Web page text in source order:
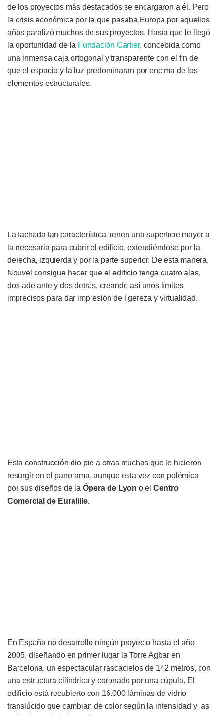
de los proyectos más destacados se encargaron a él. Pero
la crisis económica por la que pasaba Europa por aquellos
años paralizó muchos de sus proyectos. Hasta que le llegó
la oportunidad de la Fundación Cartier, concebida como
una inmensa caja ortogonal y transparente con el fin de
que el espacio y la luz predominaran por encima de los
elementos estructurales.
La fachada tan característica tienen una superficie mayor a
la necesaria para cubrir el edificio, extendiéndose por la
derecha, izquierda y por la parte superior. De esta manera,
Nouvel consigue hacer que el edificio tenga cuatro alas,
dos adelante y dos detrás, creando así unos límites
imprecisos para dar impresión de ligereza y virtualidad.
Esta construcción dio pie a otras muchas que le hicieron
resurgir en el panorama, aunque esta vez con polémica
por sus diseños de la Ópera de Lyon o el Centro
Comercial de Euralille.
En España no desarrolló ningún proyecto hasta el año
2005, diseñando en primer lugar la Torre Agbar en
Barcelona, un espectacular rascacielos de 142 metros, con
una estructura cilíndrica y coronado por una cúpula. El
edificio está recubierto con 16.000 láminas de vidrio
translúcido que cambian de color según la intensidad y las